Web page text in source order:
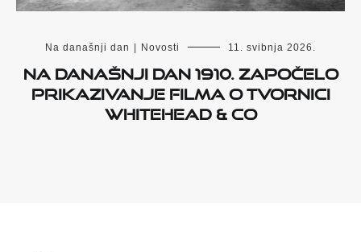
Na današnji dan | Novosti 11. svibnja 2026.
Na današnji dan 1910. započelo
prikazivanje filma o tvornici
Whitehead & Co